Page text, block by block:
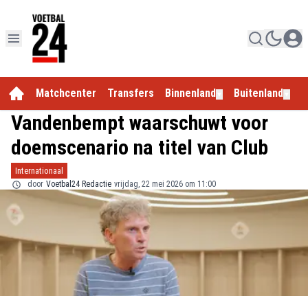
Matchcenter Transfers Binnenland Buitenland
Vandenbempt waarschuwt voor
doemscenario na titel van Club
Internationaal
door Voetbal24 Redactie vrijdag, 22 mei 2026 om 11:00